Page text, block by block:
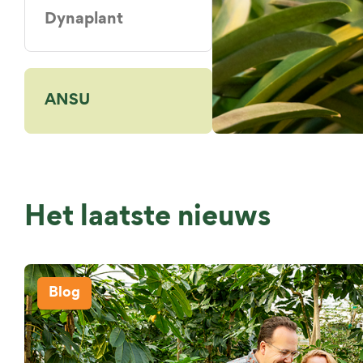
Dynaplant
ANSU
Het laatste nieuws
Blog